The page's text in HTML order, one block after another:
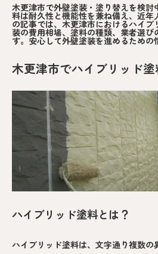
木更津市で外壁塗装・塗り替えを検
料は耐久性と機能性を兼ね備え、近年
の記事では、木更津市におけるハイ
装の費用相場、塗料の種類、業者選
す。安心して外壁塗装を進めるための
木更津市でハイブリッド
ハイブリッド塗料とは？
ハイブリッド塗料は、文字通り複数の